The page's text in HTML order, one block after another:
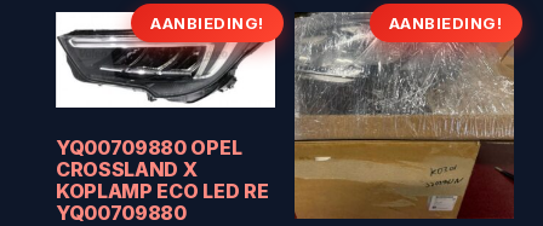
AANBIEDING!
YQ00709880 OPEL
CROSSLAND X
KOPLAMP ECO LED RE
YQ00709880
AANBIEDING!